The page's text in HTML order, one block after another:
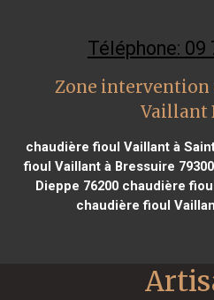
Téléphone: 09
Zone intervention
Vaillant
chaudière fioul Vaillant à
fioul Vaillant à Bressuire 79300
Dieppe 76200 chaudière
chaudière fioul